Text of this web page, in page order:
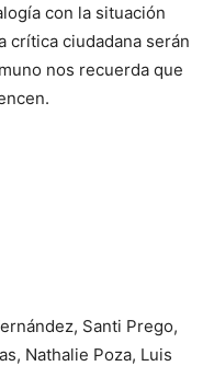
con la situación
crítica ciudadana serán
nos recuerda que
Santi Prego,
Nathalie Poza, Luis